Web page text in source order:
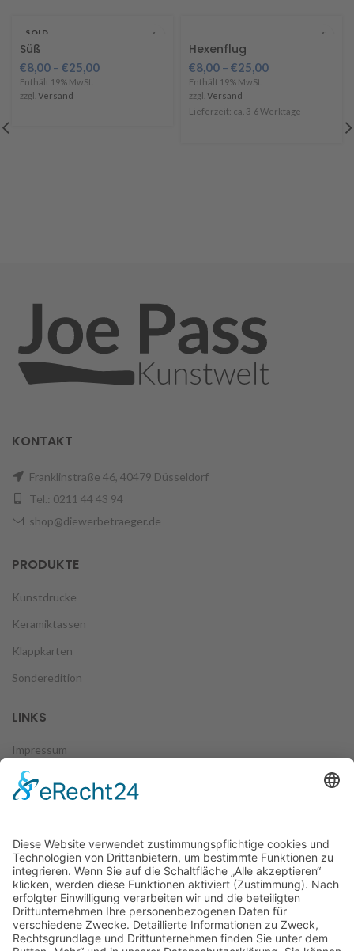
SOLD
Süß
€8,00 – €25,00
Enthält 19% MwSt.
zzgl. Versand
Hexenflug
€8,00 – €25,00
Enthält 19% MwSt.
zzgl. Versand
Lieferzeit: ca. 3-6 Werktage
KONTAKT
Franklinstraße 46, 40479 Düsseldorf
Tel.: 0211 44 43 94
shop@diewerbetraeger.de
PRODUKTE
Kunstdrucke
Keramiktassen
Klappkarten
Sonderedition
LINKS
Impressum
Datenschutz
Zahlungsweisen
Widerruf
AGB
FOLGE UNS